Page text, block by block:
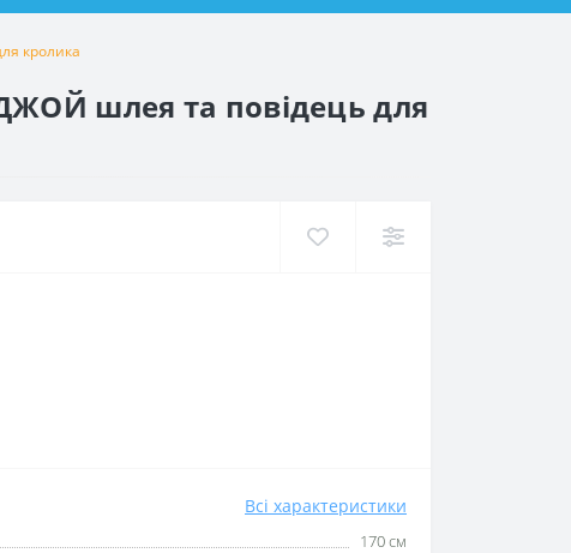
кролика
шлея та повідець для
Всі характеристики
170 см